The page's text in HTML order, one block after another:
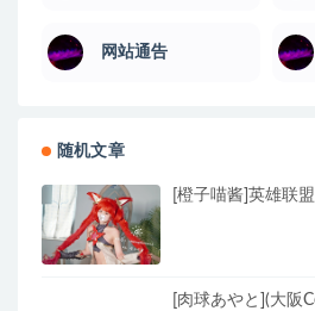
网站通告
随机文章
[橙子喵酱]英雄联
[肉球あやと](大阪